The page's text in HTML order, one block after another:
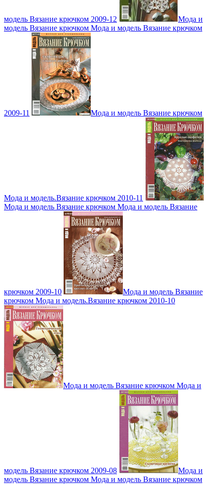
модель Вязание крючком 2009-12
Мода и
модель Вязание крючком Мода и модель Вязание крючком
2009-11 Мода и модель Вязание крючком
Мода и модель.Вязание крючком 2010-11
Мода и модель Вязание крючком Мода и модель Вязание
крючком 2009-10
Мода и модель Вязание
крючком Мода и модель.Вязание крючком 2010-10
Мода и модель Вязание крючком Мода и
модель Вязание крючком 2009-08
Мода и
модель Вязание крючком Мода и модель Вязание крючком